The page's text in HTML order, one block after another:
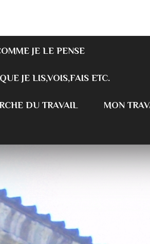
JE LE PENSE
JE LIS,VOIS,FAIS ETC.
DU TRAVAIL MON